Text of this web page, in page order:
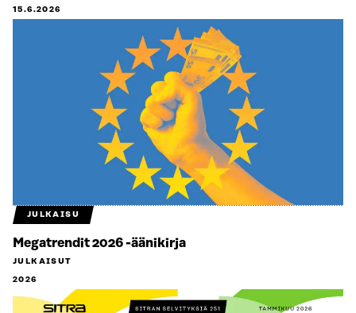
15.6.2026
JULKAISU
Megatrendit 2026 -äänikirja
JULKAISUT
2026